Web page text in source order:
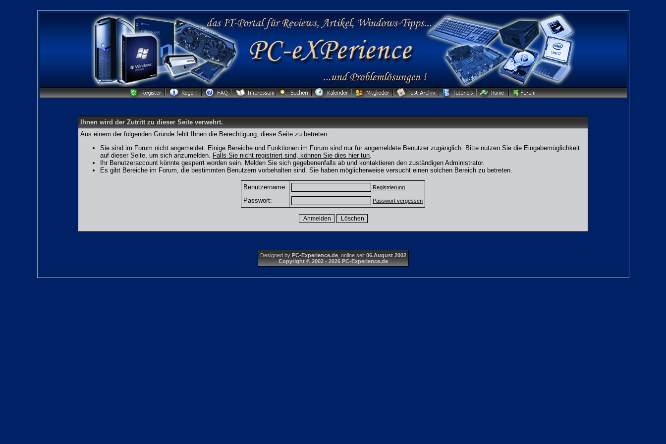
Ihnen wird der Zutritt zu dieser Seite verwehrt.
Aus einem der folgenden Gründe fehlt Ihnen die Berechtigung, diese Seite zu betreten:
Sie sind im Forum nicht angemeldet. Einige Bereiche und Funktionen im Forum sind nur für angemeldete Benutzer zugänglich. Bitte nutzen Sie die Eingabemöglichkeit
auf dieser Seite, um sich anzumelden. Falls Sie nicht registriert sind, können Sie dies hier tun.
Ihr Benutzeraccount könnte gesperrt worden sein. Melden Sie sich gegebenenfalls ab und kontaktieren den zuständigen Administrator.
Es gibt Bereiche im Forum, die bestimmten Benutzern vorbehalten sind. Sie haben möglicherweise versucht einen solchen Bereich zu betreten.
Benutzername: Registrierung
Passwort: Passwort vergessen
Designed by PC-Experience.de, online seit 06.August 2002
Copyright © 2002 - 2026 PC-Experience.de